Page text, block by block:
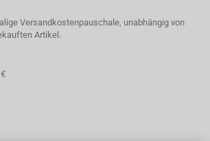
Versandkostenpauschale, unabhängig von
Artikel.